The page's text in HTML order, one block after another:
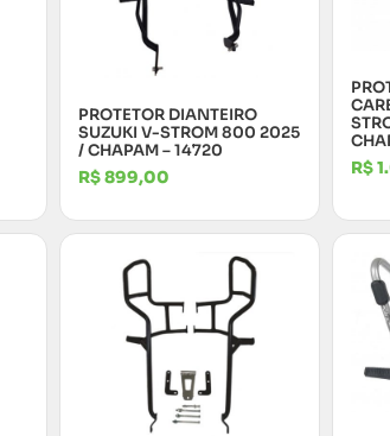
PROTETOR DIANTEIRO
SUZUKI V-STROM 800 2025
/ CHAPAM – 14720
R$899,00
R$